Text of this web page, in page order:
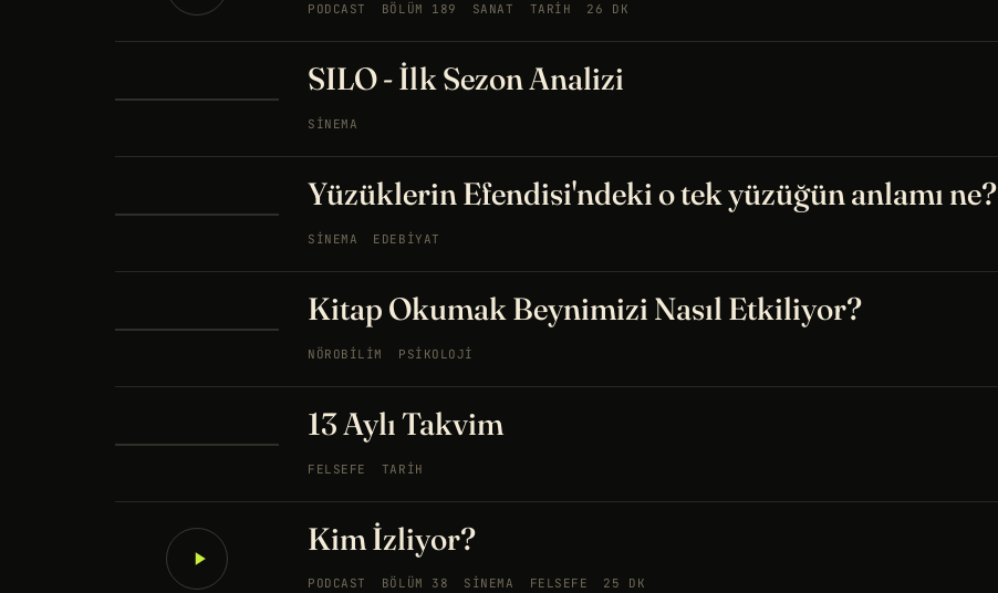
PODCAST BÖLÜM 189 SANAT TARIH 26 DK
SILO - İlk Sezon Analizi
SINEMA
Yüzüklerin Efendisi'ndeki o tek yüzüğün anlamı ne?
SINEMA EDEBIYAT
Kitap Okumak Beynimizi Nasıl Etkiliyor?
NÖROBILIM PSIKOLOJI
13 Aylı Takvim
FELSEFE TARIH
Kim İzliyor?
PODCAST BÖLÜM 38 SINEMA FELSEFE 25 DK